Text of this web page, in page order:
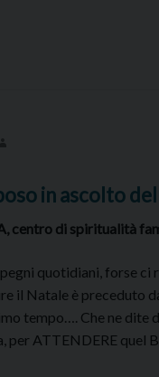
in ascolto
centro di spiritualità
quotidiani, forse ci
il Natale è preceduto
tempo…. Che ne dite
per ATTENDERE quel